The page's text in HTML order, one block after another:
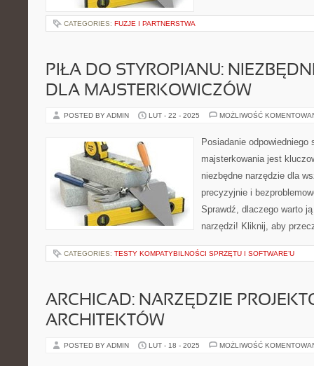
CATEGORIES: FUZJE I PARTNERSTWA
PIŁA DO STYROPIANU:
DLA MAJSTERKOWICZÓW
POSTED BY ADMIN LUT - 22 - 2025 MOŻLIWOŚĆ
Posiadanie odpowiedniego
majsterkowania jest
niezbędne narzędzie dla
precyzyjnie i
Sprawdź, dlaczego warto
narzędzi! Kliknij, aby
CATEGORIES: TESTY KOMPATYBILNOŚCI SPRZĘTU I SOFTWARE’U
ARCHICAD: NARZĘDZIE
ARCHITEKTÓW
POSTED BY ADMIN LUT - 18 - 2025 MOŻLIWOŚĆ